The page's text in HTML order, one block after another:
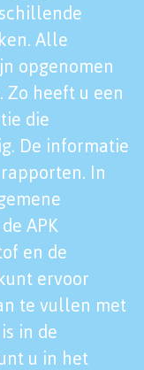
Alle
opgenomen
heeft u een
die
De informatie
In
APK
en de
ervoor
te vullen met
in de
u in het